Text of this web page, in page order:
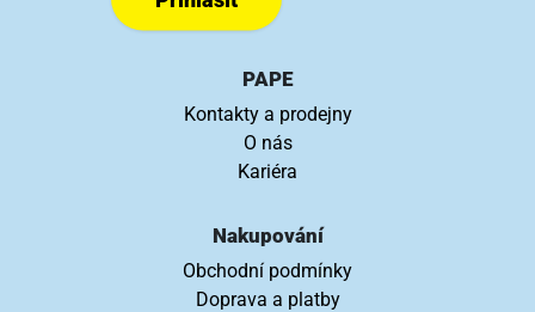
PAPE
Kontakty a prodejny
O nás
Kariéra
Nakupování
Obchodní podmínky
Doprava a platby